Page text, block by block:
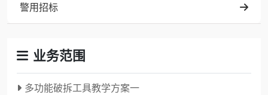
警用招标
业务范围
多功能破拆工具教学方案一